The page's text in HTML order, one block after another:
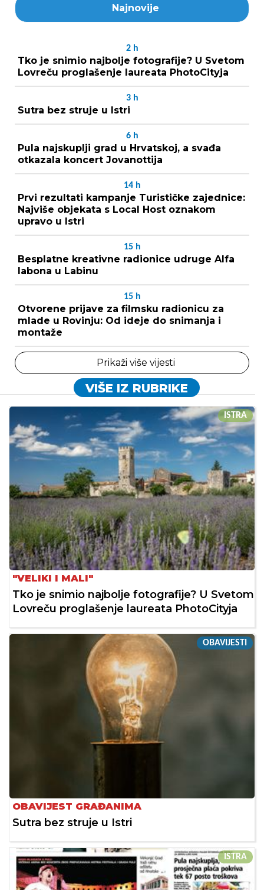
Najnovije
2 h
Tko je snimio najbolje fotografije? U Svetom
Lovreču proglašenje laureata PhotoCityja
3 h
Sutra bez struje u Istri
6 h
Pula najskuplji grad u Hrvatskoj, a svađa
otkazala koncert Jovanottija
14 h
Prvi rezultati kampanje Turističke zajednice:
Najviše objekata s Local Host oznakom
upravo u Istri
15 h
Besplatne kreativne radionice udruge Alfa
labona u Labinu
15 h
Otvorene prijave za filmsku radionicu za
mlade u Rovinju: Od ideje do snimanja i
montaže
Prikaži više vijesti
VIŠE IZ RUBRIKE
ISTRA
"VELIKI I MALI"
Tko je snimio najbolje fotografije? U Svetom
Lovreču proglašenje laureata PhotoCityja
OBAVIJESTI
OBAVIJEST GRAĐANIMA
Sutra bez struje u Istri
ISTRA